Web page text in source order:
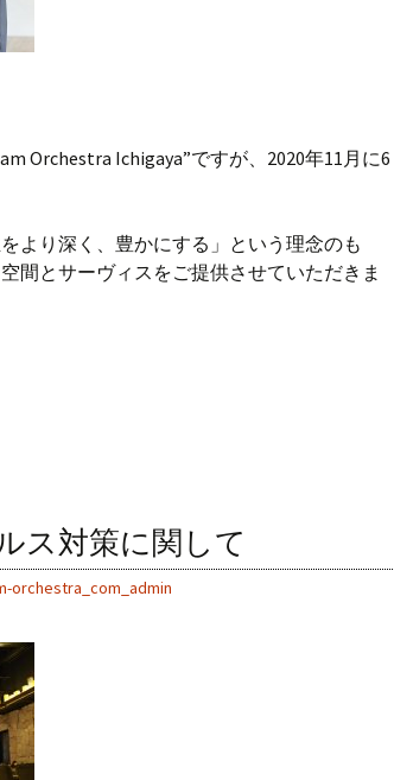
Orchestra Ichigaya”ですが、2020年11月に6
より深く、豊かにする」という理念のも
間とサーヴィスをご提供させていただきま
ス対策に関して
orchestra_com_admin